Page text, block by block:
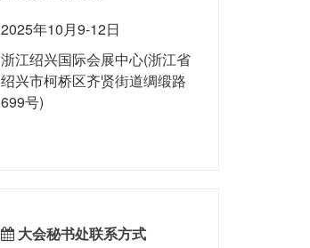
2025年10月9-12日
浙江绍兴国际会展中心(浙江省
绍兴市柯桥区齐贤街道绸缎路
699号)
大会秘书处联系方式